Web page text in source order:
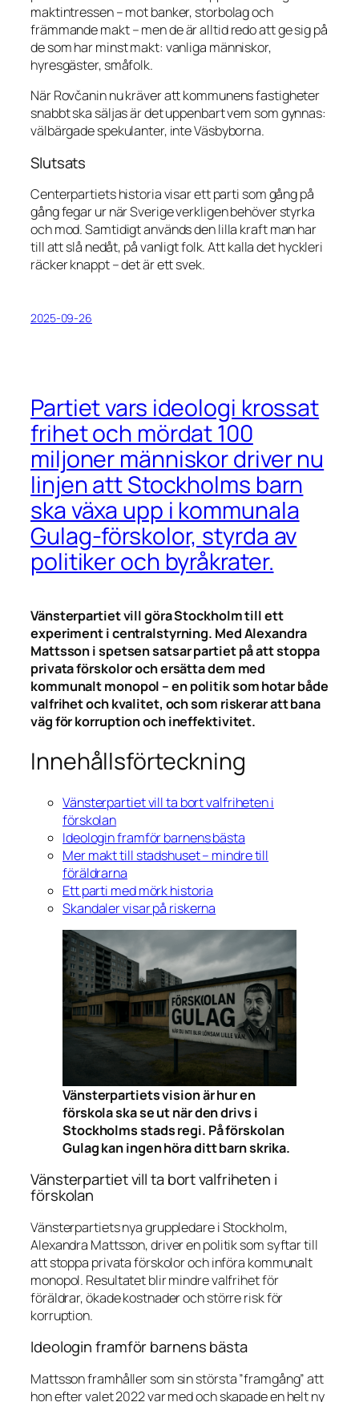
maktintressen – mot banker, storbolag och
främmande makt – men de är alltid redo att ge sig på
de som har minst makt: vanliga människor,
hyresgäster, småfolk.
När Rovčanin nu kräver att kommunens fastigheter
snabbt ska säljas är det uppenbart vem som gynnas:
välbärgade spekulanter, inte Väsbyborna.
Slutsats
Centerpartiets historia visar ett parti som gång på
gång fegar ur när Sverige verkligen behöver styrka
och mod. Samtidigt används den lilla kraft man har
till att slå nedåt, på vanligt folk. Att kalla det hyckleri
räcker knappt – det är ett svek.
2025-09-26
Partiet vars ideologi krossat
frihet och mördat 100
miljoner människor driver nu
linjen att Stockholms barn
ska växa upp i kommunala
Gulag-förskolor, styrda av
politiker och byråkrater.
Vänsterpartiet vill göra Stockholm till ett
experiment i centralstyrning. Med Alexandra
Mattsson i spetsen satsar partiet på att stoppa
privata förskolor och ersätta dem med
kommunalt monopol – en politik som hotar både
valfrihet och kvalitet, och som riskerar att bana
väg för korruption och ineffektivitet.
Innehållsförteckning
Vänsterpartiet vill ta bort valfriheten i
förskolan
Ideologin framför barnens bästa
Mer makt till stadshuset – mindre till
föräldrarna
Ett parti med mörk historia
Skandaler visar på riskerna
Vänsterpartiets vision är hur en
förskola ska se ut när den drivs i
Stockholms stads regi. På förskolan
Gulag kan ingen höra ditt barn skrika.
Vänsterpartiet vill ta bort valfriheten i
förskolan
Vänsterpartiets nya gruppledare i Stockholm,
Alexandra Mattsson, driver en politik som syftar till
att stoppa privata förskolor och införa kommunalt
monopol. Resultatet blir mindre valfrihet för
föräldrar, ökade kostnader och större risk för
korruption.
Ideologin framför barnens bästa
Mattsson framhåller som sin största ”framgång” att
hon efter valet 2022 var med och skapade en helt ny